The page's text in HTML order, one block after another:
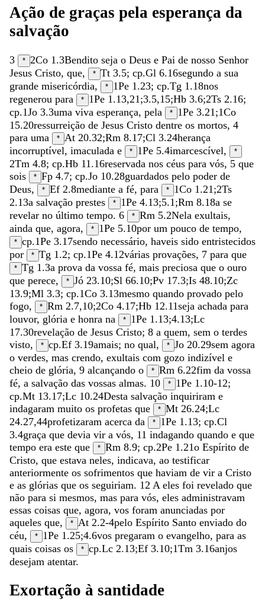
Ação de graças pela esperança da
salvação
3 * 2Co 1.3Bendito seja o Deus e Pai de nosso Senhor
Jesus Cristo, que, * Tt 3.5; cp.Gl 6.16segundo a sua
grande misericórdia, * 1Pe 1.23; cp.Tg 1.18nos
regenerou para * 1Pe 1.13,21 ;3.5,15;Hb 3.6;2Ts 2.16;
cp.1Jo 3.3uma viva esperança, pela * 1Pe 3.21 ;1Co
15.20ressurreição de Jesus Cristo dentre os mortos, 4
para uma * At 20.32;Rm 8.17;Cl 3.24herança
incorruptível, imaculada e * 1Pe 5.4imarcescível, *
2Tm 4.8; cp.Hb 11.16reservada nos céus para vós, 5 que
sois
* Fp 4.7; cp.Jo 10.28guardados pelo poder de
Deus, * Ef 2.8mediante a fé, para * 1Co 1.21 ;2Ts
2.13a salvação prestes * 1Pe 4.13;5.1 ;Rm 8.18a se
revelar no último tempo. 6 * Rm 5.2Nela exultais,
ainda que, agora, * 1Pe 5.10por um pouco de tempo,
* cp.1Pe 3.17sendo necessário, haveis sido entristecidos
por
* Tg 1.2; cp.1Pe 4.12várias provações, 7 para que
* Tg 1.3a prova da vossa fé, mais preciosa que o ouro
que perece, * Jó 23.10;Sl 66.10;Pv 17.3;Is 48.10;Zc
13.9;Ml 3.3; cp.1Co 3.13mesmo quando provado pelo
fogo, * Rm 2.7,10;2Co 4.17;Hb 12.11seja achada para
louvor, glória e honra na * 1Pe 1.13;4.13;Lc
17.30revelação de Jesus Cristo; 8 a quem, sem o terdes
visto, * cp.Ef 3.19amais; no qual, * Jo 20.29sem agora
o verdes, mas crendo, exultais com gozo indizível e
cheio de glória, 9 alcançando o * Rm 6.22fim da vossa
fé, a salvação das vossas almas. 10 * 1Pe 1.10-12;
cp.Mt 13.17;Lc 10.24Desta salvação inquiriram e
indagaram muito os profetas que * Mt 26.24;Lc
24.27,44profetizaram acerca da * 1Pe 1.13; cp.Cl
3.4graça que devia vir a vós, 11 indagando quando e que
tempo era este que * Rm 8.9; cp.2Pe 1.21o Espírito de
Cristo, que estava neles, indicava, ao testificar
anteriormente os sofrimentos que haviam de vir a Cristo
e as glórias que os seguiriam. 12 A eles foi revelado que
não para si mesmos, mas para vós, eles administravam
essas coisas que, agora, vos foram anunciadas por
aqueles que, * At 2.2-4pelo Espírito Santo enviado do
céu, * 1Pe 1.25;4.6vos pregaram o evangelho, para as
quais coisas os * cp.Lc 2.13;Ef 3.10;1Tm 3.16anjos
desejam atentar.
Exortação à santidade